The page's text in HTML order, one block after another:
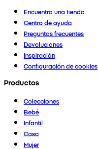
Encuentra una tienda
Centro de ayuda
Preguntas frecuentes
Devoluciones
Inspiración
Configuración de cookies
Productos
Colecciones
Bebé
Infantil
Casa
Mujer